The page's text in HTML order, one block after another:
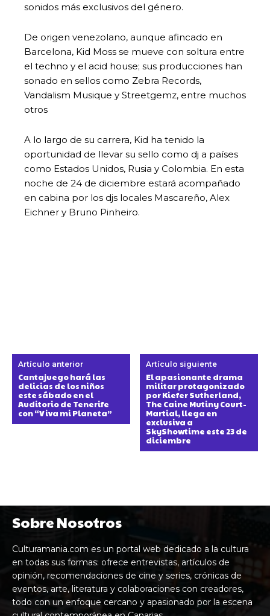
sonidos más exclusivos del género.
De origen venezolano, aunque afincado en
Barcelona, Kid Moss se mueve con soltura entre
el techno y el acid house; sus producciones han
sonado en sellos como Zebra Records,
Vandalism Musique y Streetgemz, entre muchos
otros
A lo largo de su carrera, Kid ha tenido la
oportunidad de llevar su sello como dj a países
como Estados Unidos, Rusia y Colombia. En esta
noche de 24 de diciembre estará acompañado
en cabina por los djs locales Mascareño, Alex
Eichner y Bruno Pinheiro.
Artículo anterior
Cantajuego hará las
delicias de los niños
este sábado en el
Auditorio de Tenerife
con “Viva mi Planeta”
Artículo siguiente
El apasionante drama
militar protagonizado
por Kiefer Sutherland,
The Caine Mutiny Court-
Martial, llega en
exclusiva a
SkyShowtime este 23 de
diciembre
Sobre Nosotros
Culturamania.com es un portal web dedicado a la cultura
en todas sus formas: ofrece entrevistas, artículos de
opinión, recomendaciones de cine y series, crónicas de
eventos, arte, literatura y colaboraciones con creadores,
todo con un enfoque cercano y apasionado por la escena